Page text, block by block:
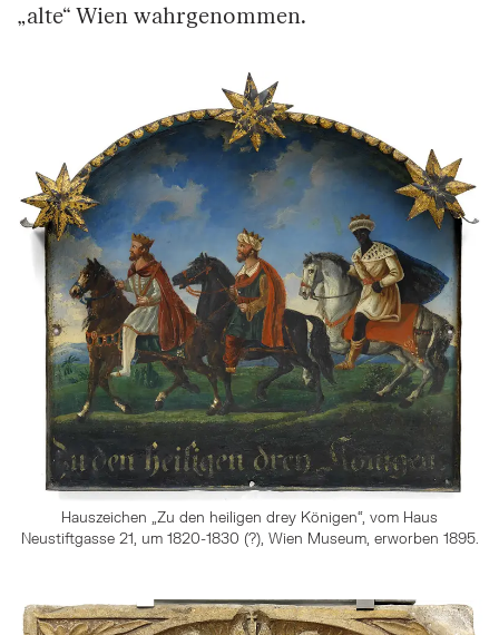
„alte“ Wien wahrgenommen.
Hauszeichen „Zu den heiligen drey Königen“, vom Haus
Neustiftgasse 21, um 1820-1830 (?), Wien Museum, erworben 1895.